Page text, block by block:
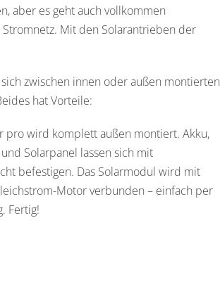
aber es geht auch vollkommen
Stromnetz. Mit den Solarantrieben der
zwischen innen oder außen montierten
hat Vorteile:
pro wird komplett außen montiert. Akku,
Solarpanel lassen sich mit
befestigen. Das Solarmodul wird mit
Motor verbunden – einfach per
Fertig!